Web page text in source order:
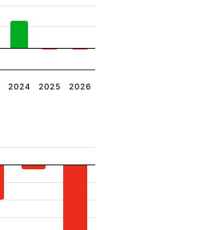
2024 2025 2026